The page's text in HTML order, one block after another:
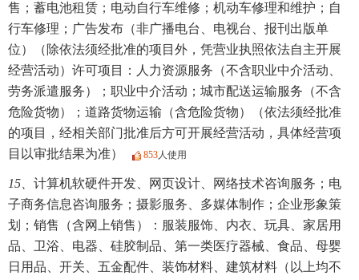
售；蓄电池租赁；电动自行车维修；机动车修理和维护；自
行车修理；广告发布（非广播电台、电视台、报刊出版单
位）（除依法须经批准的项目外，凭营业执照依法自主开展
经营活动）许可项目：人力资源服务（不含职业中介活动、
劳务派遣服务）；职业中介活动；城市配送运输服务（不含
危险货物）；道路货物运输（含危险货物）（依法须经批准
的项目，经相关部门批准后方可开展经营活动，具体经营项
目以审批结果为准）
853人使用
15、 计算机软硬件开发、网页设计、网络技术咨询服务；电
子商务信息咨询服务；摄影服务、多媒体制作；企业形象策
划；销售（含网上销售）：服装服饰、内衣、玩具、家居用
品、卫浴、电器、硅胶制品、第一类医疗器械、食品、母婴
日用品、开关、五金配件、装饰材料、建筑材料（以上均不